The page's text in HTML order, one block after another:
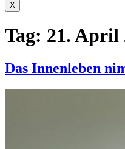
X
Tag: 21. April
Das Innenleben